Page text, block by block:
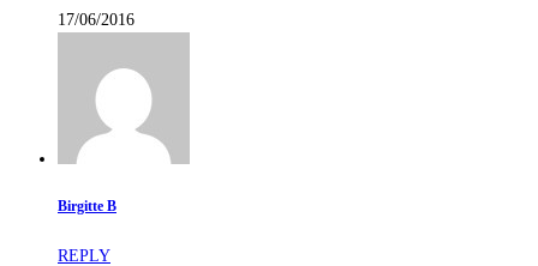
17/06/2016
Birgitte B
REPLY